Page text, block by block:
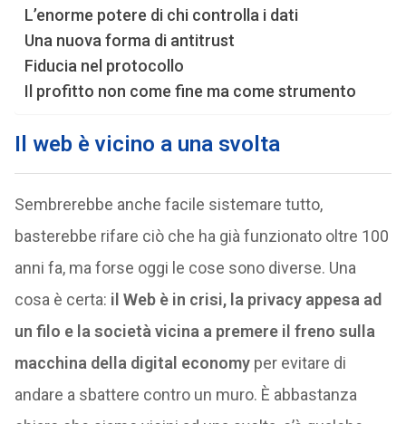
L’enorme potere di chi controlla i dati
Una nuova forma di antitrust
Fiducia nel protocollo
Il profitto non come fine ma come strumento
Il web è vicino a una svolta
Sembrerebbe anche facile sistemare tutto,
basterebbe rifare ciò che ha già funzionato oltre 100
anni fa, ma forse oggi le cose sono diverse. Una
cosa è certa: il Web è in crisi, la privacy appesa ad
un filo e la società vicina a premere il freno sulla
macchina della digital economyper evitare di
andare a sbattere contro un muro. È abbastanza